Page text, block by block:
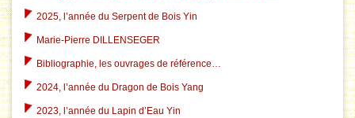
2025, l’année du Serpent de Bois Yin
Marie-Pierre DILLENSEGER
Bibliographie, les ouvrages de référence…
2024, l’année du Dragon de Bois Yang
2023, l’année du Lapin d’Eau Yin